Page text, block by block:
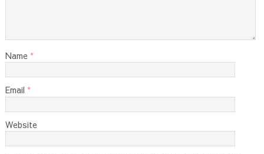
Name *
Email *
Website